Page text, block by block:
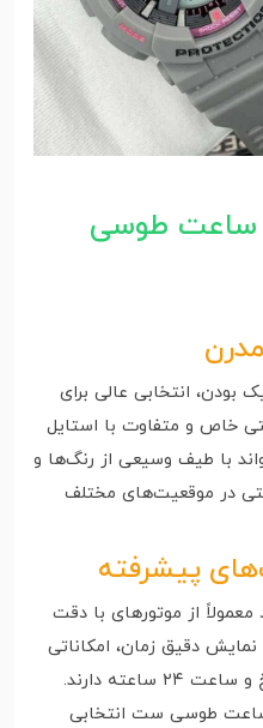
ساعت طوسی
انتخابی عالی برای
خاص و متفاوت با استایل
با طیف وسیعی از رنگ‌ها و
در موقعیت‌های مختلف
پیشرفته
از موتورهای با دقت
نمایش دقیق زمان، امکاناتی
همچون کرنوگراف، نمایشگر تاریخ و ساعت ۲۴ ساعته دارند.
طوسی ست انتخابی